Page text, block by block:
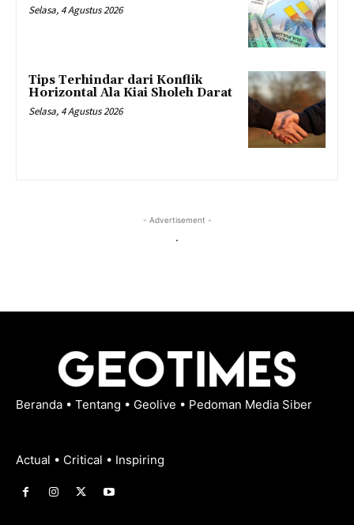
Selasa, 4 Agustus 2026
Tips Terhindar dari Konflik
Horizontal Ala Kiai Sholeh Darat
Selasa, 4 Agustus 2026
- Advertisement -
.
Beranda • Tentang • Geolive • Pedoman Media Siber
Actual • Critical • Inspiring